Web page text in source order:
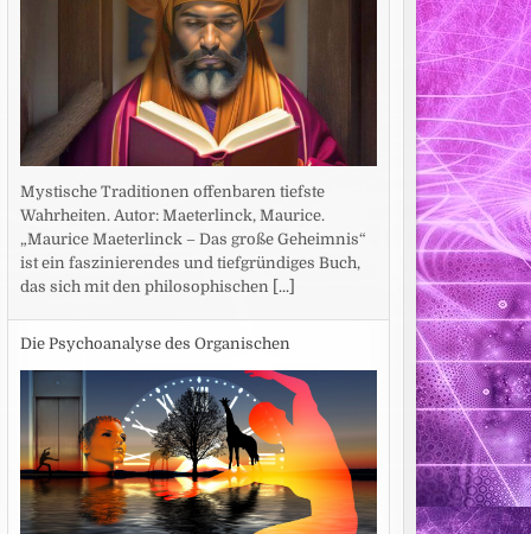
Mystische Traditionen offenbaren tiefste
Wahrheiten. Autor: Maeterlinck, Maurice.
„Maurice Maeterlinck – Das große Geheimnis“
ist ein faszinierendes und tiefgründiges Buch,
das sich mit den philosophischen [...]
Die Psychoanalyse des Organischen